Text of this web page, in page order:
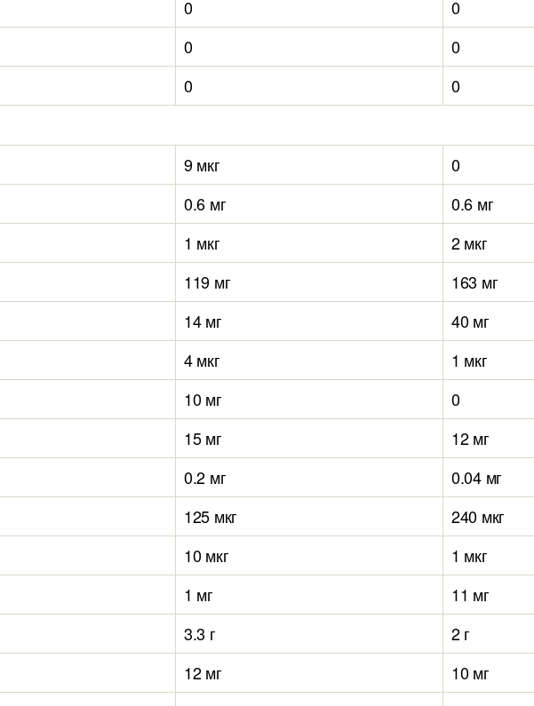
0
0
0
0
0
0
9 мкг
0
0.6 мг
0.6 мг
1 мкг
2 мкг
119 мг
163 мг
14 мг
40 мг
4 мкг
1 мкг
10 мг
0
15 мг
12 мг
0.2 мг
0.04 мг
125 мкг
240 мкг
10 мкг
1 мкг
1 мг
11 мг
3.3 г
2 г
12 мг
10 мг